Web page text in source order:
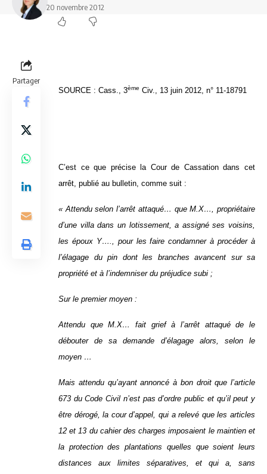
20 novembre 2012
Partager
SOURCE : Cass., 3ème Civ., 13 juin 2012, n° 11-18791
C’est ce que précise la Cour de Cassation dans cet
arrêt, publié au bulletin, comme suit :
« Attendu selon l’arrêt attaqué… que M.X…, propriétaire
d’une villa dans un lotissement, a assigné ses voisins,
les époux Y…., pour les faire condamner à procéder à
l’élagage du pin dont les branches avancent sur sa
propriété et à l’indemniser du préjudice subi ;
Sur le premier moyen :
Attendu que M.X… fait grief à l’arrêt attaqué de le
débouter de sa demande d’élagage alors, selon le
moyen …
Mais attendu qu’ayant annoncé à bon droit que l’article
673 du Code Civil n’est pas d’ordre public et qu’il peut y
être dérogé, la cour d’appel, qui a relevé que les articles
12 et 13 du cahier des charges imposaient le maintien et
la protection des plantations quelles que soient leurs
distances aux limites séparatives, et qui a, sans